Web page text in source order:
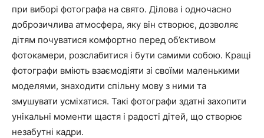
при виборі фотографа на свято. Ділова і одночасно
доброзичлива атмосфера, яку він створює, дозволяє
дітям почуватися комфортно перед об’єктивом
фотокамери, розслабитися і бути самими собою. Кращі
фотографи вміють взаємодіяти зі своїми маленькими
моделями, знаходити спільну мову з ними та
змушувати усміхатися. Такі фотографи здатні захопити
унікальні моменти щастя і радості дітей, що створює
незабутні кадри.